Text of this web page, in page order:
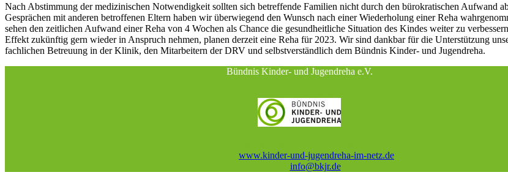
Nach Abstimmung der medizinischen Notwendigkeit sollten sich betreffende Familien nicht durch den bürokratischen Aufwand
Gesprächen mit anderen betroffenen Eltern haben wir überwiegend den Wunsch nach einer Wiederholung einer Reha
sehen den zeitlichen Aufwand einer Reha von 4 Wochen als Chance die gesundheitliche Situation des Kindes weiter zu
Effekt zukünftig gern wieder in Anspruch nehmen, planen derzeit eine Reha für 2023. Wir sind dankbar für die Unterstützung
fachlichen Betreuung in der Klinik, den Mitarbeitern der DRV und selbstverständlich dem Bündnis Kinder- und Jugendreha.
Bündnis Kinder- und Jugendreha e.V.
www.kinder-und-jugendreha-im-netz.de
info@bkjr.de